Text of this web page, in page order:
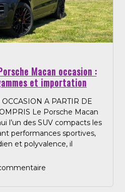
Macan occasion :
et importation
A PARTIR DE
Le Porsche Macan
l’un des SUV compacts les
performances sportives,
et polyvalence, il